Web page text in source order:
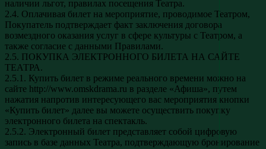
наличии льгот, правилах посещения Театра.
2.4. Оплачивая билет на мероприятие, проводимое Театром,
Покупатель подтверждает факт заключения договора
возмездного оказания услуг в сфере культуры с Театром, а
также согласие с данными Правилами.
2.5. ПОКУПКА ЭЛЕКТРОННОГО БИЛЕТА НА САЙТЕ
ТЕАТРА.
2.5.1. Купить билет в режиме реального времени можно на
сайте http://www.omskdrama.ru в разделе «Афиша», путем
нажатия напротив интересующего вас мероприятия кнопки
«Купить билет» далее вы можете осуществить покупку
электронного билета на спектакль.
2.5.2. Электронный билет представляет собой цифровую
запись в базе данных Театра, подтверждающую бронирование